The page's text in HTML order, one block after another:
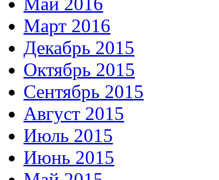
Март 2016
Декабрь 2015
Октябрь 2015
Сентябрь 2015
Август 2015
Июль 2015
Июнь 2015